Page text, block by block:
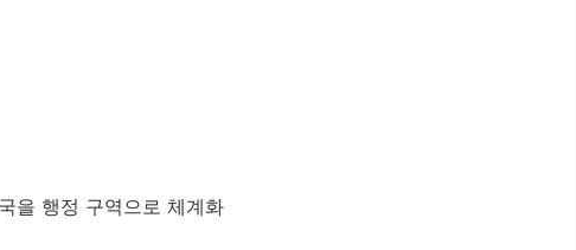
을 행정 구역으로 체계화